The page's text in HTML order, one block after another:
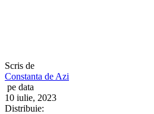
Scris de
Constanta de Azi
pe data
10 iulie, 2023
Distribuie: